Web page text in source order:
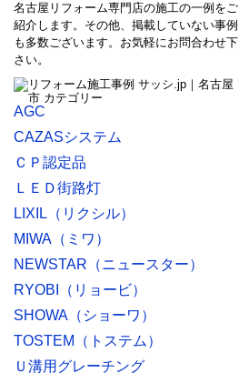
名古屋リフォーム専門店の施工の一例をご
紹介します。その他、掲載していない事例
も多数ございます。お気軽にお問合わせ下
さい。
AGC
CAZASシステム
ＣＰ認定品
ＬＥＤ街路灯
LIXIL（リクシル）
MIWA（ミワ）
NEWSTAR（ニュースター）
RYOBI（リョービ）
SHOWA（ショーワ）
TOSTEM（トステム）
Ｕ溝用グレーチング